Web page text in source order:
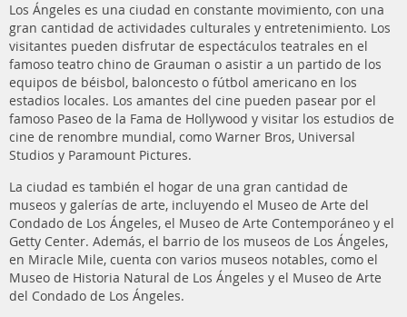
Los Ángeles es una ciudad en constante movimiento, con una
gran cantidad de actividades culturales y entretenimiento. Los
visitantes pueden disfrutar de espectáculos teatrales en el
famoso teatro chino de Grauman o asistir a un partido de los
equipos de béisbol, baloncesto o fútbol americano en los
estadios locales. Los amantes del cine pueden pasear por el
famoso Paseo de la Fama de Hollywood y visitar los estudios de
cine de renombre mundial, como Warner Bros, Universal
Studios y Paramount Pictures.
La ciudad es también el hogar de una gran cantidad de
museos y galerías de arte, incluyendo el Museo de Arte del
Condado de Los Ángeles, el Museo de Arte Contemporáneo y el
Getty Center. Además, el barrio de los museos de Los Ángeles,
en Miracle Mile, cuenta con varios museos notables, como el
Museo de Historia Natural de Los Ángeles y el Museo de Arte
del Condado de Los Ángeles.